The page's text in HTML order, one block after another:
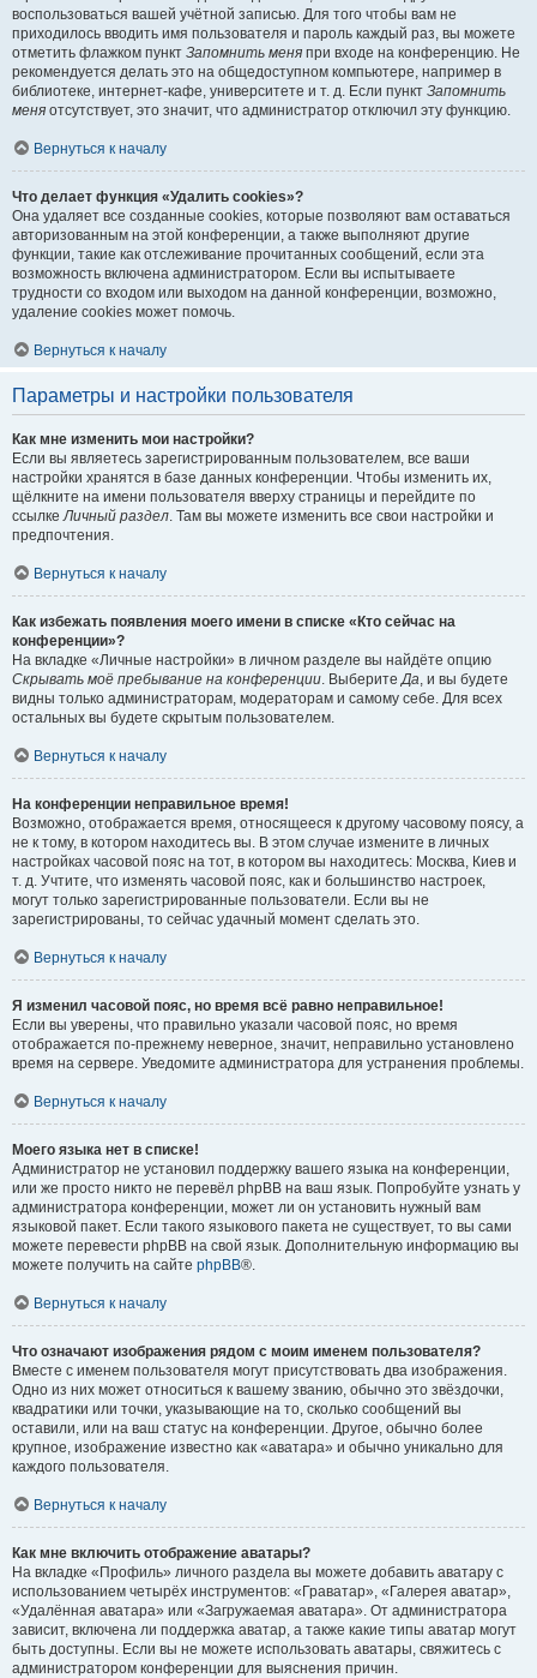
воспользоваться вашей учётной записью. Для того чтобы вам не
приходилось вводить имя пользователя и пароль каждый раз, вы можете
отметить флажком пункт Запомнить меня при входе на конференцию. Не
рекомендуется делать это на общедоступном компьютере, например в
библиотеке, интернет-кафе, университете и т. д. Если пункт Запомнить
меня отсутствует, это значит, что администратор отключил эту функцию.
Вернуться к началу
Что делает функция «Удалить cookies»?
Она удаляет все созданные cookies, которые позволяют вам оставаться
авторизованным на этой конференции, а также выполняют другие
функции, такие как отслеживание прочитанных сообщений, если эта
возможность включена администратором. Если вы испытываете
трудности со входом или выходом на данной конференции, возможно,
удаление cookies может помочь.
Вернуться к началу
Параметры и настройки пользователя
Как мне изменить мои настройки?
Если вы являетесь зарегистрированным пользователем, все ваши
настройки хранятся в базе данных конференции. Чтобы изменить их,
щёлкните на имени пользователя вверху страницы и перейдите по
ссылкеЛичный раздел. Там вы можете изменить все свои настройки и
предпочтения.
Вернуться к началу
Как избежать появления моего имени в списке «Кто сейчас на
конференции»?
На вкладке «Личные настройки» в личном разделе вы найдёте опцию
Скрывать моё пребывание на конференции. ВыберитеДа, и вы будете
видны только администраторам, модераторам и самому себе. Для всех
остальных вы будете скрытым пользователем.
Вернуться к началу
На конференции неправильное время!
Возможно, отображается время, относящееся к другому часовому поясу, а
не к тому, в котором находитесь вы. В этом случае измените в личных
настройках часовой пояс на тот, в котором вы находитесь: Москва, Киев и
т. д. Учтите, что изменять часовой пояс, как и большинство настроек,
могут только зарегистрированные пользователи. Если вы не
зарегистрированы, то сейчас удачный момент сделать это.
Вернуться к началу
Я изменил часовой пояс, но время всё равно неправильное!
Если вы уверены, что правильно указали часовой пояс, но время
отображается по-прежнему неверное, значит, неправильно установлено
время на сервере. Уведомите администратора для устранения проблемы.
Вернуться к началу
Моего языка нет в списке!
Администратор не установил поддержку вашего языка на конференции,
или же просто никто не перевёл phpBB на ваш язык. Попробуйте узнать у
администратора конференции, может ли он установить нужный вам
языковой пакет. Если такого языкового пакета не существует, то вы сами
можете перевести phpBB на свой язык. Дополнительную информацию вы
можете получить на сайте phpBB®.
Вернуться к началу
Что означают изображения рядом с моим именем пользователя?
Вместе с именем пользователя могут присутствовать два изображения.
Одно из них может относиться к вашему званию, обычно это звёздочки,
квадратики или точки, указывающие на то, сколько сообщений вы
оставили, или на ваш статус на конференции. Другое, обычно более
крупное, изображение известно как «аватара» и обычно уникально для
каждого пользователя.
Вернуться к началу
Как мне включить отображение аватары?
На вкладке «Профиль» личного раздела вы можете добавить аватару с
использованием четырёх инструментов: «Граватар», «Галерея аватар»,
«Удалённая аватара» или «Загружаемая аватара». От администратора
зависит, включена ли поддержка аватар, а также какие типы аватар могут
быть доступны. Если вы не можете использовать аватары, свяжитесь с
администратором конференции для выяснения причин.